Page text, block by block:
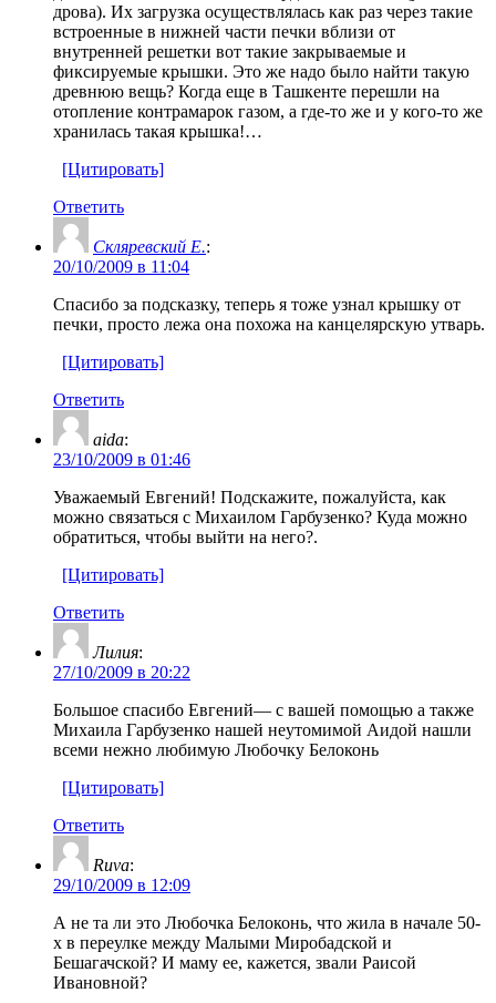
дрова). Их загрузка осуществлялась как раз через такие
встроенные в нижней части печки вблизи от
внутренней решетки вот такие закрываемые и
фиксируемые крышки. Это же надо было найти такую
древнюю вещь? Когда еще в Ташкенте перешли на
отопление контрамарок газом, а где-то же и у кого-то же
хранилась такая крышка!…
[Цитировать]
Ответить
Скляревский Е.:
20/10/2009 в 11:04
Спасибо за подсказку, теперь я тоже узнал крышку от
печки, просто лежа она похожа на канцелярскую утварь.
[Цитировать]
Ответить
aida:
23/10/2009 в 01:46
Уважаемый Евгений! Подскажите, пожалуйста, как
можно связаться с Михаилом Гарбузенко? Куда можно
обратиться, чтобы выйти на него?.
[Цитировать]
Ответить
Лилия:
27/10/2009 в 20:22
Большое спасибо Евгений— с вашей помощью а также
Михаила Гарбузенко нашей неутомимой Аидой нашли
всеми нежно любимую Любочку Белоконь
[Цитировать]
Ответить
Ruva:
29/10/2009 в 12:09
А не та ли это Любочка Белоконь, что жила в начале 50-
х в переулке между Малыми Миробадской и
Бешагачской? И маму ее, кажется, звали Раисой
Ивановной?